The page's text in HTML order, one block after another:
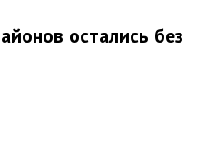
остались без